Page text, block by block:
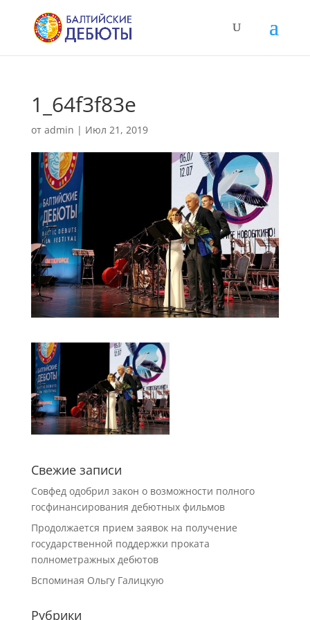
1_64f3f83e
от admin | Июл 21, 2019
Свежие записи
Совфед одобрил закон о возможности полного
госфинансирования дебютных фильмов
Продолжается прием заявок на получение
государственной поддержки проката
полнометражных дебютов
Вспоминая Ольгу Галицкую
Рубрики